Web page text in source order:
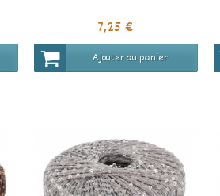
7,25 €
Ajouter au panier